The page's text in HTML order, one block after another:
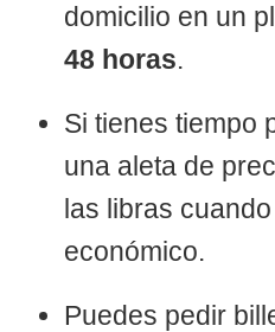
domicilio en un
48 horas.
Si tienes tiempo
una aleta de
las libras
económico.
Puedes pedir